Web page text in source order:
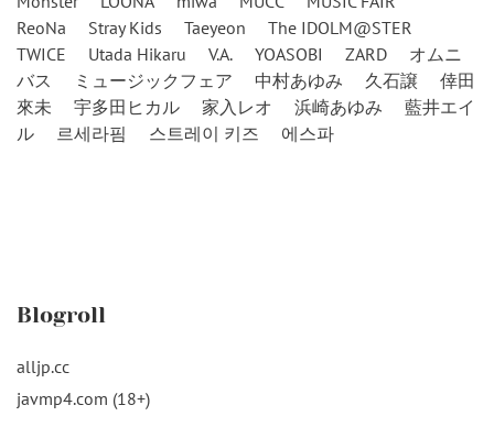
ReoNa
Stray Kids Taeyeon
The IDOLM@STER
TWICE
Utada Hikaru V.A. YOASOBI ZARD
オムニ
バス
ミュージックフェア 中村あゆみ 久石譲
倖田
來未
宇多田ヒカル 家入レオ 浜崎あゆみ
藍井エイ
ル
르세라핌 스트레이 키즈 에스파
Blogroll
alljp.cc
javmp4.com (18+)